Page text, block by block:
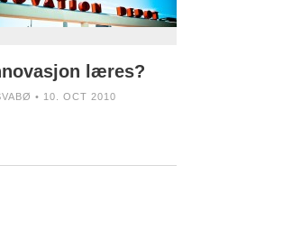
læres?
• 10. OCT 2010